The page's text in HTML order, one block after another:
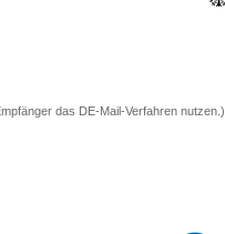
das DE-Mail-Verfahren nutzen.)